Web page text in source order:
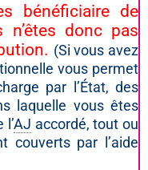
bénéficiaire de
n’êtes donc pas
(Si vous avez
vous permet
par l’État, des
laquelle vous êtes
AJ accordé, tout ou
couverts par l’aide